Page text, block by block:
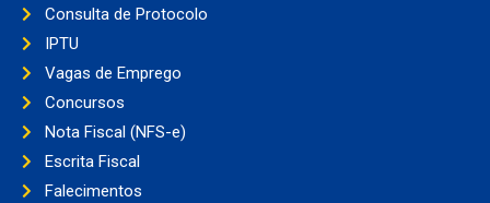
Consulta de Protocolo
IPTU
Vagas de Emprego
Concursos
Nota Fiscal (NFS-e)
Escrita Fiscal
Falecimentos